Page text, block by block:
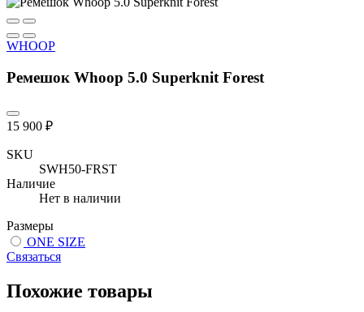
WHOOP
Ремешок Whoop 5.0 Superknit Forest
15 900 ₽
SKU
SWH50-FRST
Наличие
Нет в наличии
Размеры
ONE SIZE
Связаться
Похожие товары